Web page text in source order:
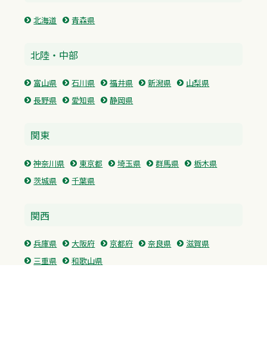
北海道 青森県
北陸・中部
富山県 石川県 福井県 新潟県
山梨県
長野県
愛知県 静岡県
関東
神奈川県 東京都 埼玉県 群馬県
栃木県
茨城県
千葉県
関西
兵庫県 大阪府 京都府 奈良県
滋賀県
三重県
和歌山県